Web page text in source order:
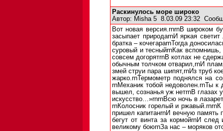
Раскинулось море широко
Автор: Misha 5 8.03.09 23:32
Вот новая версия.rnrnВ широком
засыпает природаrnИ яркая
братка – кочегараrnТогда
суровый и тесныйrnКак вспомнишь,
совсем догорятrnВ котлах не
обычным толчком отварил,rnИ
змей струи пара шипят,rnИз труб
жарко.rnТермометр поднялся на
rnМеханик тобой недоволен.rnТы к
вышел, сознанья уж нетrnВ глазах
искусство…»rnrnВсю ночь в
rnКолосник горелый и
пришел капитанrnИ вечную память
бегут от винта за кормойrnИ
великому боюrnЗа нас – моряков